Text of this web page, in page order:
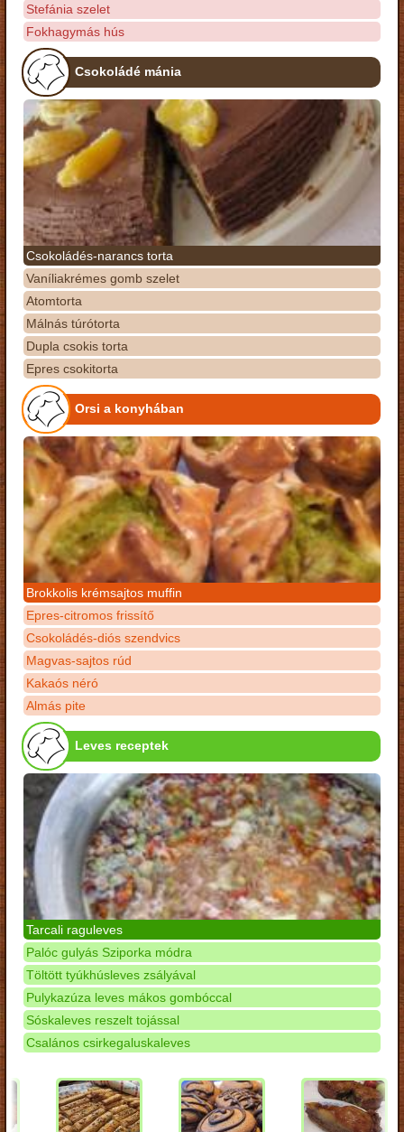
Stefánia szelet
Fokhagymás hús
Csokoládé mánia
Csokoládés-narancs torta
Vaníliakrémes gomb szelet
Atomtorta
Málnás túrótorta
Dupla csokis torta
Epres csokitorta
Orsi a konyhában
Brokkolis krémsajtos muffin
Epres-citromos frissítő
Csokoládés-diós szendvics
Magvas-sajtos rúd
Kakaós néró
Almás pite
Leves receptek
Tarcali raguleves
Palóc gulyás Sziporka módra
Töltött tyúkhúsleves zsályával
Pulykazúza leves mákos gombóccal
Sóskaleves reszelt tojással
Csalános csirkegaluskaleves